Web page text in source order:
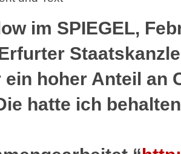
im SPIEGEL,
ein hoher Anteil an
hatte ich